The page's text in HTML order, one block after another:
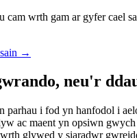
cam wrth gam ar gyfer cael
→
neu'r
parhau i fod yn hanfodol i
ac maent yn opsiwn
glywed y siaradwr